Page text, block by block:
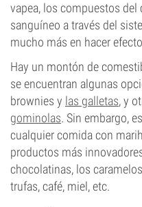
vapea, los compuestos
sanguíneo a través del
mucho más en hacer
Hay un montón de
se encuentran algunas
brownies y las galletas, y
gominolas. Sin embargo,
cualquier comida con
productos más
chocolatinas, los
trufas, café, miel, etc.